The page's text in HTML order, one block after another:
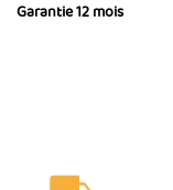
Garantie 12 mois